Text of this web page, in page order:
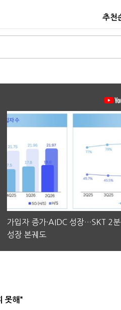
추천
가입자 증가·AIDC 성장…SKT 2
성장 본궤도
못해"